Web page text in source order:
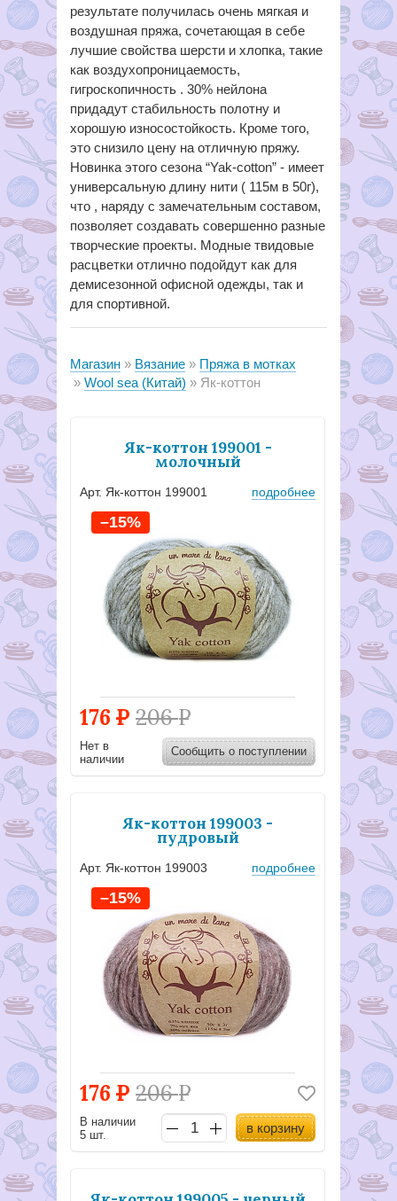
результате получилась очень мягкая и
воздушная пряжа, сочетающая в себе
лучшие свойства шерсти и хлопка, такие
как воздухопроницаемость,
гигроскопичность . 30% нейлона
придадут стабильность полотну и
хорошую износостойкость. Кроме того,
это снизило цену на отличную пряжу.
Новинка этого сезона “Yak-cotton” - имеет
универсальную длину нити ( 115м в 50г),
что , наряду с замечательным составом,
позволяет создавать совершенно разные
творческие проекты. Модные твидовые
расцветки отлично подойдут как для
демисезонной офисной одежды, так и
для спортивной.
Магазин Вязание
Пряжа в мотках
Wool sea (Китай)
Як-коттон
Як-коттон 199001 -
молочный
Арт. Як-коттон 199001 подробнее
176 Р 206Р
–15%
Нет в
наличии
Сообщить о поступлении
Як-коттон 199003 -
пудровый
Арт. Як-коттон 199003 подробнее
176 Р 206Р
–15%
В наличии
5 шт.
в корзину